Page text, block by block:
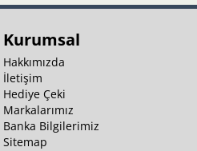
Kurumsal
Hakkımızda
İletişim
Hediye Çeki
Markalarımız
Banka Bilgilerimiz
Sitemap